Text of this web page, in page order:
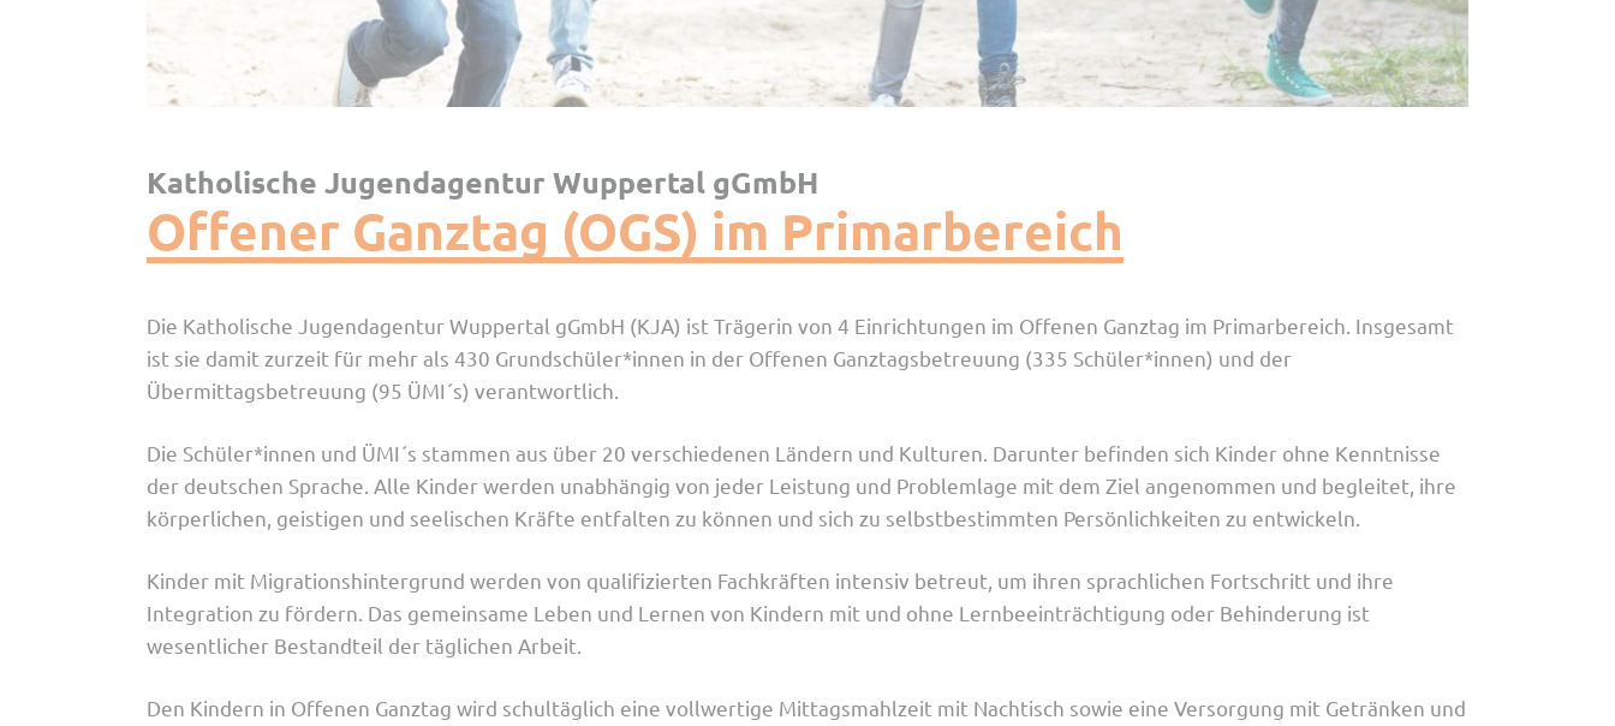
Katholische Jugendagentur Wuppertal gGmbH
Offener Ganztag (OGS) im Primarbereich
Die Katholische Jugendagentur Wuppertal gGmbH (KJA) ist Trägerin von 4 Einrichtungen im Offenen Ganztag im Primarbereich. Insgesamt
ist sie damit zurzeit für mehr als 430 Grundschüler*innen in der Offenen Ganztagsbetreuung (335 Schüler*innen) und der
Übermittagsbetreuung (95 ÜMI´s) verantwortlich.
Die Schüler*innen und ÜMI´s stammen aus über 20 verschiedenen Ländern und Kulturen. Darunter befinden sich Kinder ohne Kenntnisse
der deutschen Sprache. Alle Kinder werden unabhängig von jeder Leistung und Problemlage mit dem Ziel angenommen und begleitet, ihre
körperlichen, geistigen und seelischen Kräfte entfalten zu können und sich zu selbstbestimmten Persönlichkeiten zu entwickeln.
Kinder mit Migrationshintergrund werden von qualifizierten Fachkräften intensiv betreut, um ihren sprachlichen Fortschritt und ihre
Integration zu fördern. Das gemeinsame Leben und Lernen von Kindern mit und ohne Lernbeeinträchtigung oder Behinderung ist
wesentlicher Bestandteil der täglichen Arbeit.
Den Kindern in Offenen Ganztag wird schultäglich eine vollwertige Mittagsmahlzeit mit Nachtisch sowie eine Versorgung mit Getränken und